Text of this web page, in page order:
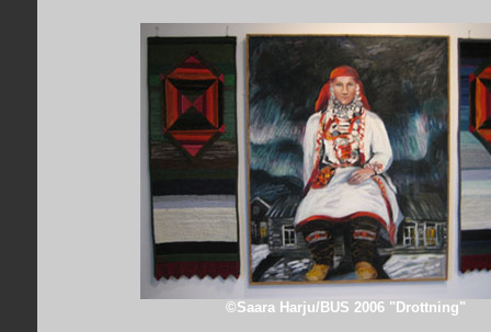
©Saara Harju/BUS 2006 " Drottning"